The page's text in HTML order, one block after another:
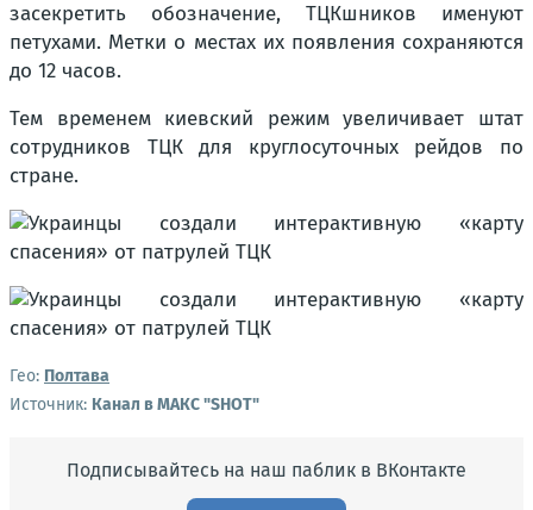
засекретить обозначение, ТЦКшников именуют
петухами. Метки о местах их появления сохраняются
до 12 часов.
Тем временем киевский режим увеличивает штат
сотрудников ТЦК для круглосуточных рейдов по
стране.
Гео: Полтава
Источник: Канал в МАКС "SHOT"
Подписывайтесь на наш паблик в ВКонтакте